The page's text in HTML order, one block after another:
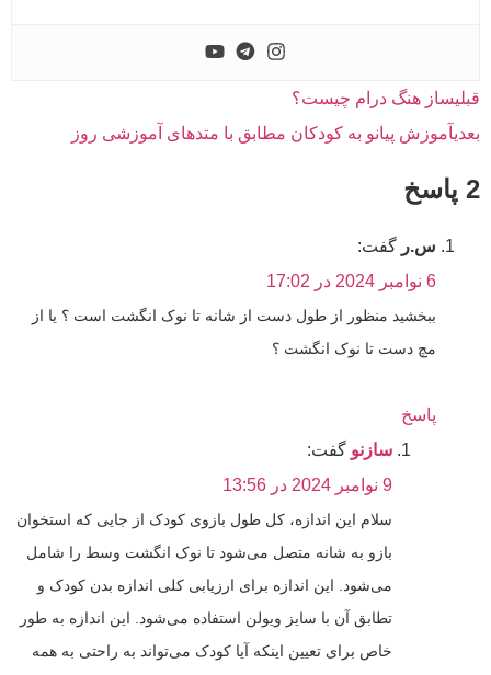
قبلیساز هنگ درام چیست؟
بعدیآموزش پیانو به کودکان مطابق با متدهای آموزشی روز
2 پاسخ
س.ر گفت:
6 نوامبر 2024 در 17:02
ببخشید منظور از طول دست از شانه تا نوک انگشت است ؟ یا از
مچ دست تا نوک انگشت ؟
پاسخ
سازنو گفت:
9 نوامبر 2024 در 13:56
سلام این اندازه، کل طول بازوی کودک از جایی که استخوان
بازو به شانه متصل می‌شود تا نوک انگشت وسط را شامل
می‌شود. این اندازه برای ارزیابی کلی اندازه بدن کودک و
تطابق آن با سایز ویولن استفاده می‌شود. این اندازه به طور
خاص برای تعیین اینکه آیا کودک می‌تواند به راحتی به همه